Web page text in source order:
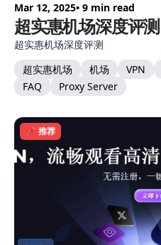
Mar 12, 2025• 9 min read
超实惠机场深度评测
超实惠机场深度评测
超实惠机场
机场 VPN
FAQ
Proxy Server
📌 推荐